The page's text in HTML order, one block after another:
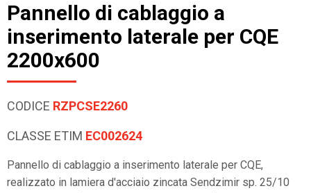
Pannello di cablaggio a
inserimento laterale per CQE
2200x600
CODICE RZPCSE2260
CLASSE ETIM EC002624
Pannello di cablaggio a inserimento laterale per CQE,
realizzato in lamiera d'acciaio zincata Sendzimir sp. 25/10